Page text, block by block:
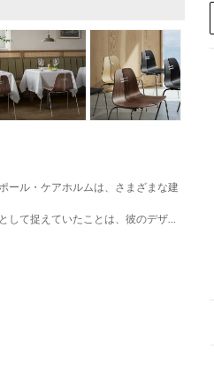
ール・ケアホルムは、さまざまな建
して捉えていたことは、彼のデザ...